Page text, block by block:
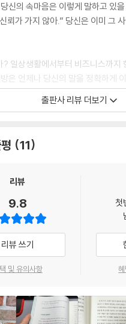
신의 속마음은 이렇게 말하고 있
뢰가 가지 않아.” 당신은 이미 그
? 일상생활에서부터 비즈니스까지
은 언제나 당신의 말을 정확하게
는가? 그게 아니라면 당신 역시
것은 아닐까?
적 개념을 알고 있는가? 그 요소
하게 될 것이다. 인생에 한 번, 비즈
출판사 리뷰 더보기
11
리뷰
9.8
리뷰 쓰기
및 유의사항
첫